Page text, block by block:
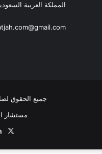
المملكة العربية
جميع الحقوق
مستشار